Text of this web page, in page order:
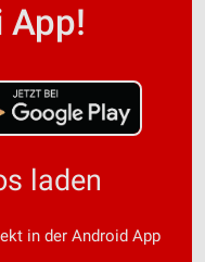
App!
laden
in der Android App